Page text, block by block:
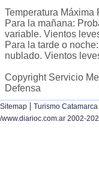
Temperatura Máxima
Para la mañana:
variable. Vientos
Para la tarde o
nublado. Vientos
Copyright Servicio
Defensa
Sitemap | Turismo Catamarca
/www.diarioc.com.ar 2002-